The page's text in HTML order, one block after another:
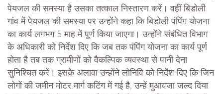
पेयजल की समस्या है उसका तत्काल निस्तारण करें। वहीं बिडोली
गांव में पेयजल की समस्या पर उन्होंने कहा कि बिडोली पंपिंग योजना
का कार्य लगभग 5 माह में पूर्ण किया जाएगा। उन्होंने संबंधित विभाग
के अधिकारी को निर्देश दिए कि जब तक पंपिंग योजना का कार्य पूर्ण
होता है तब तक ग्रामीणों को वैकल्पिक व्यवस्था से पानी देना
सुनिश्चित करें। इसके अलावा उन्होंने लोनिवि को निर्देश दिए कि जिन
लोगों की जमीन मोटर मार्ग कटिंग में गई है, उन्हें मुआवजा जल्द दिया